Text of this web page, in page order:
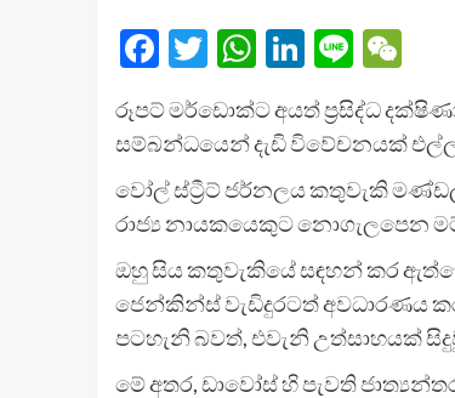
Facebook
Twitter
WhatsApp
LinkedIn
Line
රූපට් මර්ඩොක්ට අයත් ප්‍රසිද්ධ
සම්බන්ධයෙන් දැඩි විවේචනයක්
වෝල් ස්ට්‍රීට් ජර්නලය කතුවැකි
රාජ්‍ය නායකයෙකුට නොගැලපෙන
ඔහු සිය කතුවැකියේ සඳහන් කර
ජෙන්කින්ස් වැඩිදුරටත් අවධාරණය
පටහැනි බවත්, එවැනි උත්සාහයක්
මේ අතර, ඩාවෝස් හි පැවති